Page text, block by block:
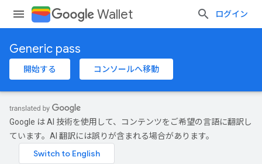
Wallet ログイン
Generic pass
開始する コンソールへ移動
Google は AI 技術を使用して、コンテンツをご希望の言語に翻訳し
ています。AI 翻訳には誤りが含まれる場合があります。